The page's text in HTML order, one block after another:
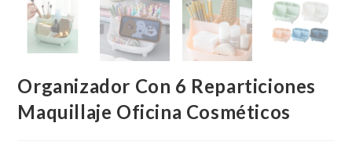
Organizador Con 6 Reparticiones
Maquillaje Oficina Cosméticos